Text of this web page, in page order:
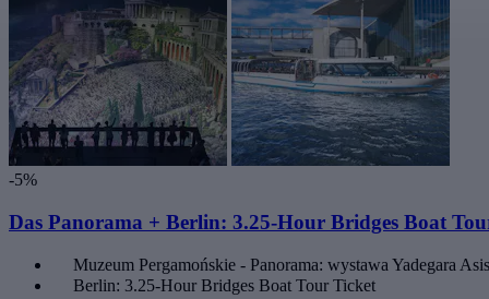
-5%
Das Panorama + Berlin: 3.25-Hour Bridges Boat
Muzeum Pergamońskie - Panorama: wystawa Yadegara
Berlin: 3.25-Hour Bridges Boat Tour Ticket